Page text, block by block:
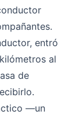
entró
al
de
―un